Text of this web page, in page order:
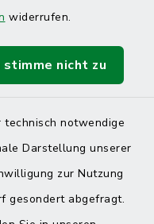
widerrufen.
stimme nicht zu
notwendige
Darstellung unserer
zur Nutzung
gesondert abgefragt.